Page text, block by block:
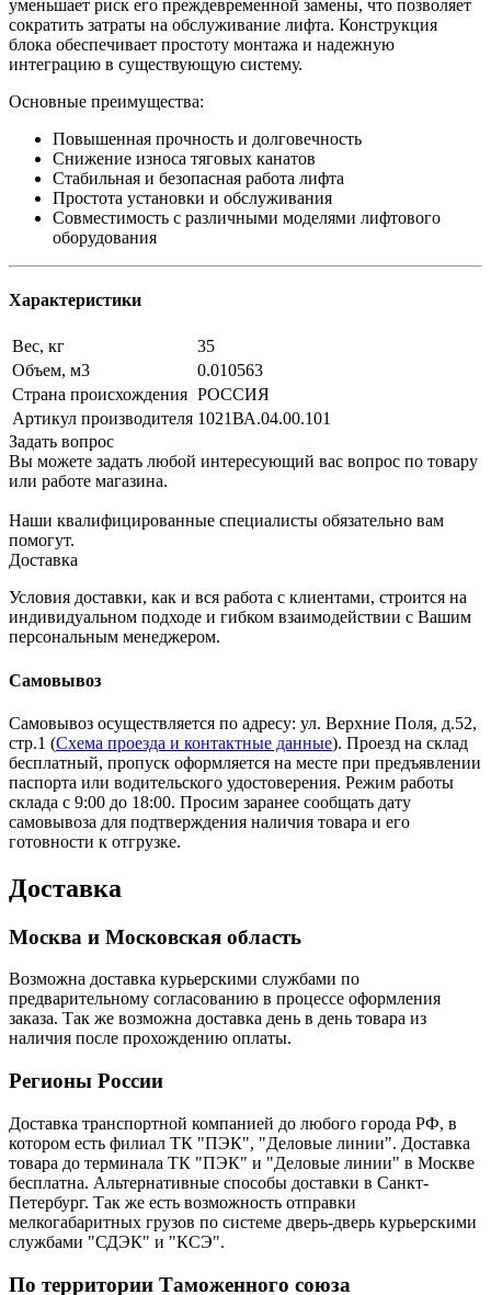
уменьшает риск его преждевременной замены, что позволяет
сократить затраты на обслуживание лифта. Конструкция
блока обеспечивает простоту монтажа и надежную
интеграцию в существующую систему.
Основные преимущества:
Повышенная прочность и долговечность
Снижение износа тяговых канатов
Стабильная и безопасная работа лифта
Простота установки и обслуживания
Совместимость с различными моделями лифтового
оборудования
Характеристики
Вес, кг
35
Объем, м3
0.010563
Страна происхождения РОССИЯ
Артикул производителя 1021ВА.04.00.101
Задать вопрос
Вы можете задать любой интересующий вас вопрос по товару
или работе магазина.
Наши квалифицированные специалисты обязательно вам
помогут.
Доставка
Условия доставки, как и вся работа с клиентами, строится на
индивидуальном подходе и гибком взаимодействии с Вашим
персональным менеджером.
Самовывоз
Самовывоз осуществляется по адресу: ул. Верхние Поля, д.52,
стр.1 (Схема проезда и контактные данные). Проезд на склад
бесплатный, пропуск оформляется на месте при предъявлении
паспорта или водительского удостоверения. Режим работы
склада с 9:00 до 18:00. Просим заранее сообщать дату
самовывоза для подтверждения наличия товара и его
готовности к отгрузке.
Доставка
Москва и Московская область
Возможна доставка курьерскими службами по
предварительному согласованию в процессе оформления
заказа. Так же возможна доставка день в день товара из
наличия после прохождению оплаты.
Регионы России
Доставка транспортной компанией до любого города РФ, в
котором есть филиал ТК "ПЭК", "Деловые линии". Доставка
товара до терминала ТК "ПЭК" и "Деловые линии" в Москве
бесплатна. Альтернативные способы доставки в Санкт-
Петербург. Так же есть возможность отправки
мелкогабаритных грузов по системе дверь-дверь курьерскими
службами "СДЭК" и "КСЭ".
По территории Таможенного союза